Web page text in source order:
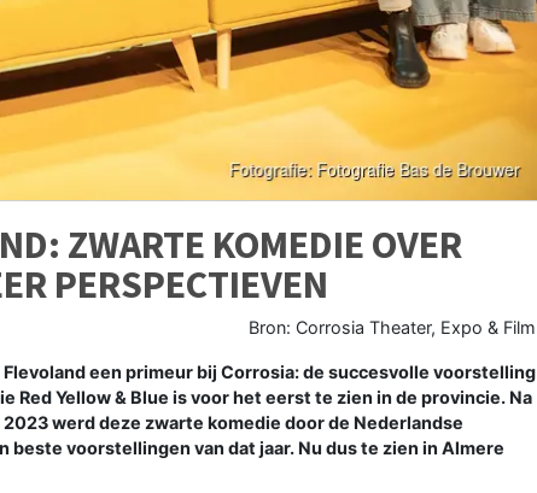
ZWARTE KOMEDIE OVER
PERSPECTIEVEN
Bron: Corrosia Theater, Expo & Film
Flevoland een primeur bij Corrosia: de succesvolle voorstelling
Red Yellow & Blue is voor het eerst te zien in de provincie. Na
werd deze zwarte komedie door de Nederlandse
voorstellingen van dat jaar. Nu dus te zien in Almere